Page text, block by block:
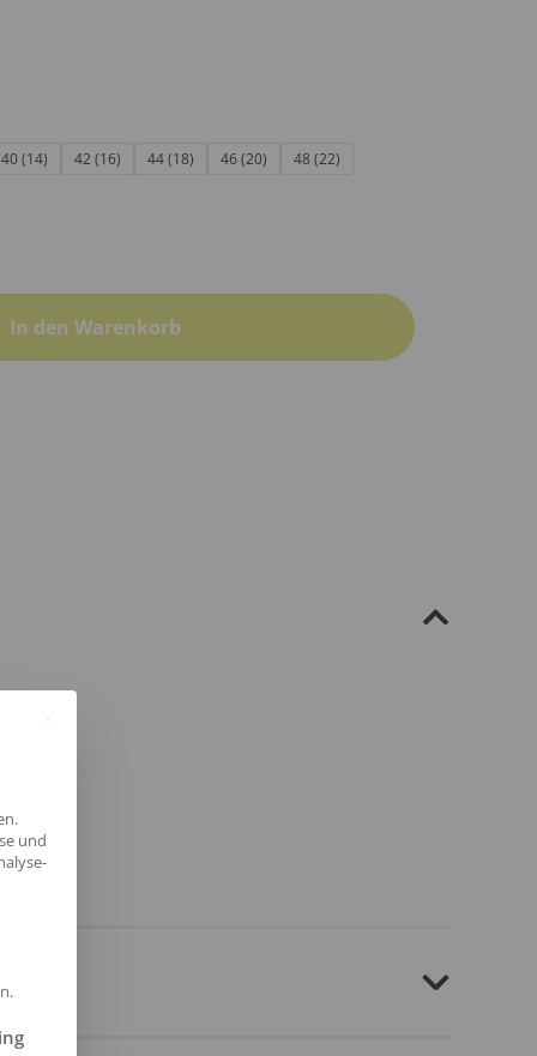
40 (14) 42 (16) 44 (18) 46 (20) 48 (22)
In den Warenkorb
und
kann. Die erste Service-Gruppe ist essenziell und kann